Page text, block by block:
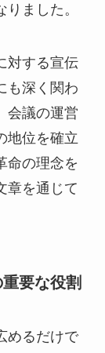
ました。
対する宣伝
も深く関わ
会議の運営
地位を確立
命の理念を
章を通じて
要な役割
めるだけで